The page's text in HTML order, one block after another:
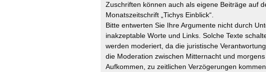
Zuschriften können auch als eigene Beiträge auf
Monatszeitschrift „Tichys Einblick“.
Bitte entwerten Sie Ihre Argumente nicht durch
inakzeptable Worte und Links. Solche Texte
werden moderiert, da die juristische
die Moderation zwischen Mitternacht und
Aufkommen, zu zeitlichen Verzögerungen